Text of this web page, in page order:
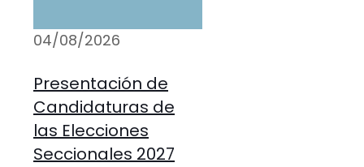
04/08/2026
Presentación de
Candidaturas de
las Elecciones
Seccionales 2027